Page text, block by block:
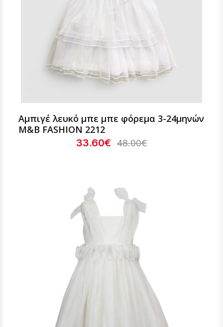
Αμπιγέ λευκό μπε μπε φόρεμα 3-24μηνών
M&B FASHION 2212
33.60€ 48.00€